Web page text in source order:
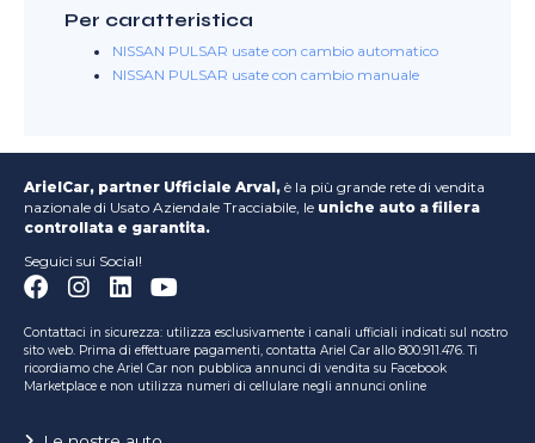
Per caratteristica
NISSAN PULSAR usate con cambio automatico
NISSAN PULSAR usate con cambio manuale
ArielCar, partner Ufficiale Arval, è la più grande rete di vendita
nazionale di Usato Aziendale Tracciabile, le uniche auto a filiera
controllata e garantita.
Seguici sui Social!
Contattaci in sicurezza: utilizza esclusivamente i canali ufficiali indicati sul nostro
sito web. Prima di effettuare pagamenti, contatta Ariel Car allo 800.911.476. Ti
ricordiamo che Ariel Car non pubblica annunci di vendita su Facebook
Marketplace e non utilizza numeri di cellulare negli annunci online